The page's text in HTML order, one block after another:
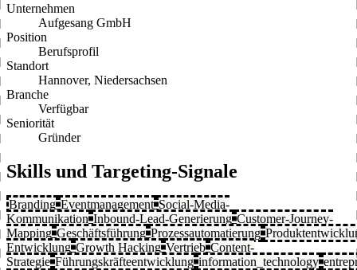
Unternehmen
Aufgesang GmbH
Position
Berufsprofil
Standort
Hannover, Niedersachsen
Branche
Verfügbar
Seniorität
Gründer
Skills und Targeting-Signale
Branding Eventmanagement Social-Media-
Kommunikation Inbound-Lead-Generierung Customer-Journey-
Mapping Geschäftsführung Prozessautomatierung
Entwicklung Growth Hacking Vertrieb Content-
Strategie Führungskräfteentwicklung information_technology